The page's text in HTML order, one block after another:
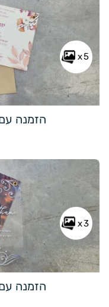
x5
הזמנה
x3
הזמנה